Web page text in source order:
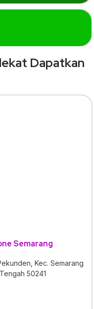
Dapatkan
Semarang
Kec. Semarang
50241